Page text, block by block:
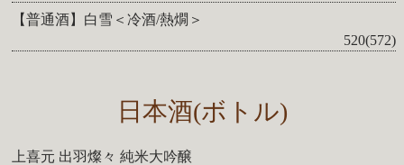
【普通酒】白雪＜冷酒/熱燗＞
520(572)
日本酒(ボトル)
上喜元 出羽燦々 純米大吟醸